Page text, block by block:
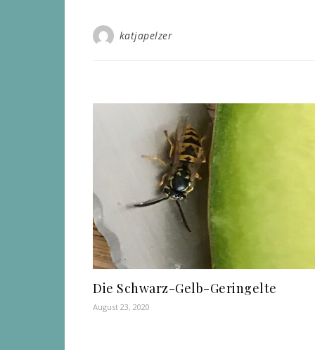
katjapelzer
Die Schwarz-Gelb-Geringelte
August 23, 2020